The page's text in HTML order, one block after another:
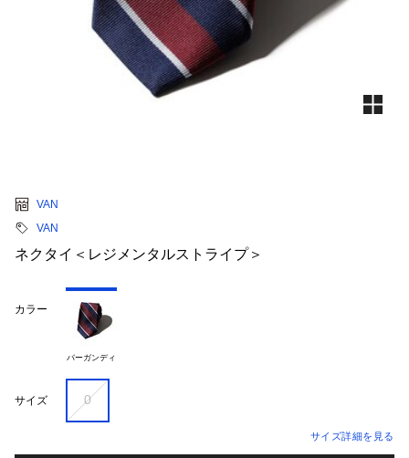
VAN
VAN
ネクタイ＜レジメンタルストライプ＞
カラー
バーガンディ
サイズ 0
サイズ詳細を見る